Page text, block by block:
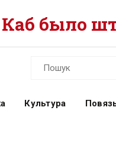
Каб было
Культура